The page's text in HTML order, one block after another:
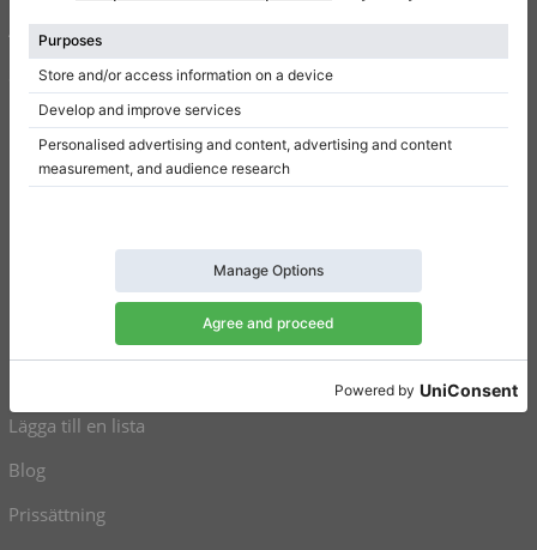
Användarvillkor
Sekretesspolicy
Inställningar för samtycke
Upprätt pianon till salu
Flyglar till salu
Begagnade pianon
Lägga till en lista
Blog
Prissättning